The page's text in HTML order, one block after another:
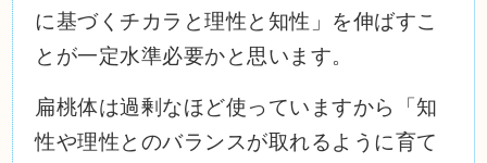
に基づくチカラと理性と知性」を伸ばすこ
とが一定水準必要かと思います。
扁桃体は過剰なほど使っていますから「知
性や理性とのバランスが取れるように育て